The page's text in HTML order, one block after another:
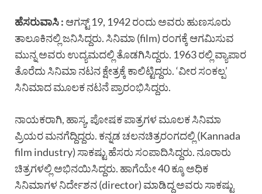
ಹೆಸರುವಾಸಿ : ಆಗಸ್ಟ್ 19, 1942 ರಂದು ಅವರು ಹುಣಸೂರು
ತಾಲೂಕಿನಲ್ಲಿ ಜನಿಸಿದ್ದರು. ಸಿನಿಮಾ (film) ರಂಗಕ್ಕೆ ಆಗಮಿಸುವ
ಮುನ್ನ ಅವರು ಉದ್ಯಮದಲ್ಲಿ ತೊಡಗಿಸಿದ್ದರು. 1963 ರಲ್ಲಿ ವ್ಯಾಪಾರ
ತೊರೆದು ಸಿನಿಮಾ ನಟನ ಕ್ಷೇತ್ರಕ್ಕೆ ಕಾಲಿಟ್ಟಿದ್ದರು. ‘ವೀರ ಸಂಕಲ್ಪ’
ಸಿನಿಮಾದ ಮೂಲಕ ನಟನೆ ಪ್ರಾರಂಭಿಸಿದ್ದರು.
ನಾಯಕರಾಗಿ, ಹಾಸ್ಯ, ಪೋಷಕ ಪಾತ್ರಗಳ ಮೂಲಕ ಸಿನಿಮಾ
ಪ್ರಿಯರ ಮನಗೆದ್ದಿದ್ದರು. ಕನ್ನಡ ಚಲನಚಿತ್ರರಂಗದಲ್ಲಿ (Kannada
film industry) ಸಾಕಷ್ಟು ಹೆಸರು ಸಂಪಾದಿಸಿದ್ದರು. ನೂರಾರು
ಚಿತ್ರಗಳಲ್ಲಿ ಅಭಿನಯಿಸಿದ್ದರು. ಹಾಗೆಯೇ 40 ಕ್ಕೂ ಅಧಿಕ
ಸಿನಿಮಾಗಳ ನಿರ್ದೇಶನ (director) ಮಾಡಿದ್ದ ಅವರು ಸಾಕಷ್ಟು